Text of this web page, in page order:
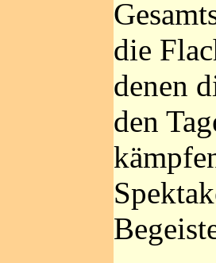
die
denen
den